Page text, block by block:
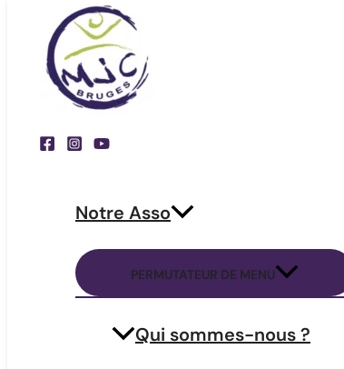
Aller au contenu
Notre Asso
PERMUTATEUR DE MENU
Qui sommes-nous ?
Fête de la MJC – 27/06/
Forum des associations – Foyer MJC et
partenaires MJC !
Samedi 27 juin – dès 11h30